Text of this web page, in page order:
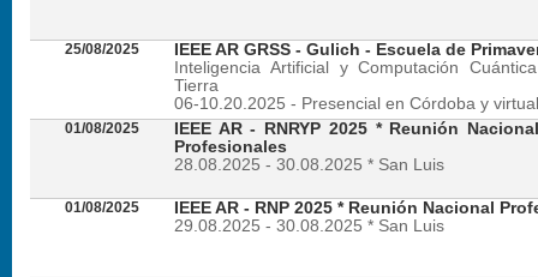
25/08/2025
IEEE AR GRSS - Gulich - Escuela de
Inteligencia Artificial y Computación
Tierra
06-10.20.2025 - Presencial en Córdoba y virtual
01/08/2025
IEEE AR - RNRYP 2025 * Reunión
Profesionales
28.08.2025 - 30.08.2025 * San Luis
01/08/2025
IEEE AR - RNP 2025 * Reunión Nacional
29.08.2025 - 30.08.2025 * San Luis